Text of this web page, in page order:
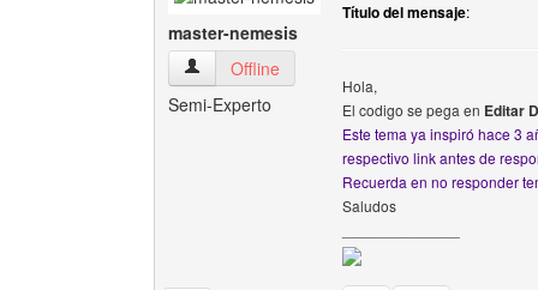
master-nemesis
master-nemesis Ver perfil del usuario
Offline
Semi-Experto
Título del mensaje:
Hola,
El codigo se pega en Editar
Este tema ya inspiró hace 3
respectivo link antes de
Recuerda en no responder
Saludos